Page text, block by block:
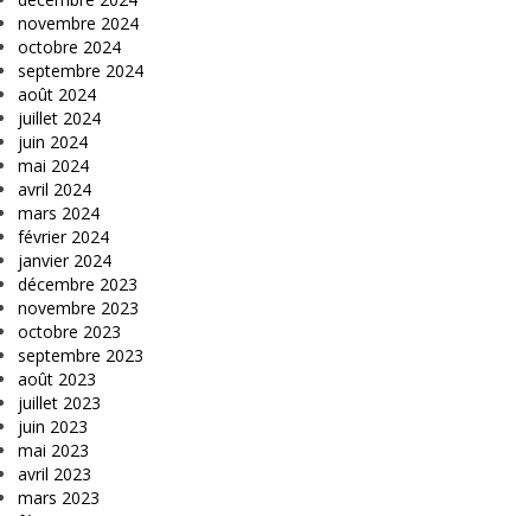
novembre 2024
octobre 2024
septembre 2024
août 2024
juillet 2024
juin 2024
mai 2024
avril 2024
mars 2024
février 2024
janvier 2024
décembre 2023
novembre 2023
octobre 2023
septembre 2023
août 2023
juillet 2023
juin 2023
mai 2023
avril 2023
mars 2023